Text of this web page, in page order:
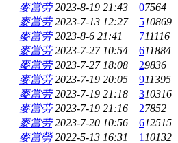
麥當劳 2023-8-19 21:43 07564
麥當劳 2023-7-13 12:27 510869
麥當劳 2023-8-6 21:41 711116
麥當劳 2023-7-27 10:54 611884
麥當劳 2023-7-27 18:08 29836
麥當劳 2023-7-19 20:05 911395
麥當劳 2023-7-19 21:18 310316
麥當劳 2023-7-19 21:16 27852
麥當劳 2023-7-20 10:56 612515
麥當勞 2022-5-13 16:31 1 10132